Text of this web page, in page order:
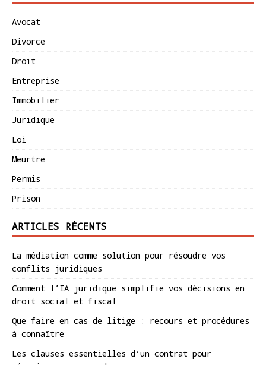
Avocat
Divorce
Droit
Entreprise
Immobilier
Juridique
Loi
Meurtre
Permis
Prison
ARTICLES RÉCENTS
La médiation comme solution pour résoudre vos
conflits juridiques
Comment l’IA juridique simplifie vos décisions en
droit social et fiscal
Que faire en cas de litige : recours et procédures
à connaître
Les clauses essentielles d’un contrat pour